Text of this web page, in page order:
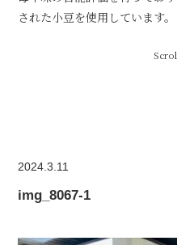
された小豆を使用しています。
2024.3.11
img_8067-1